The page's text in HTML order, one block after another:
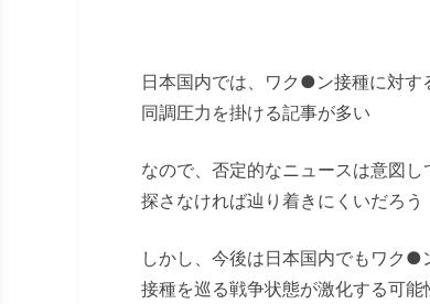
日本国内では、ワク ●ン接種に対す
同調圧力を掛ける記事が多い
なので、否定的なニュースは意図し
探さなければ辿り着きにくいだろう
しかし、今後は日本国内でもワク ●
接種を巡る戦争状態が激化する可能